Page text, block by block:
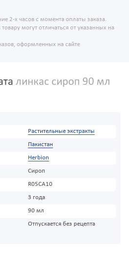
2-х часов с момента оплаты заказа.
могут отличаться от указанных на
оформленных на сайте
линкас сироп 90 мл
Растительные экстракты
Пакистан
Herbion
Сироп
R05CA10
3 года
90 мл
Отпускается без рецепта